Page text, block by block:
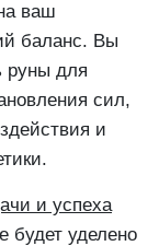
ваш
баланс. Вы
руны для
сил,
и
и успеха
будет уделено